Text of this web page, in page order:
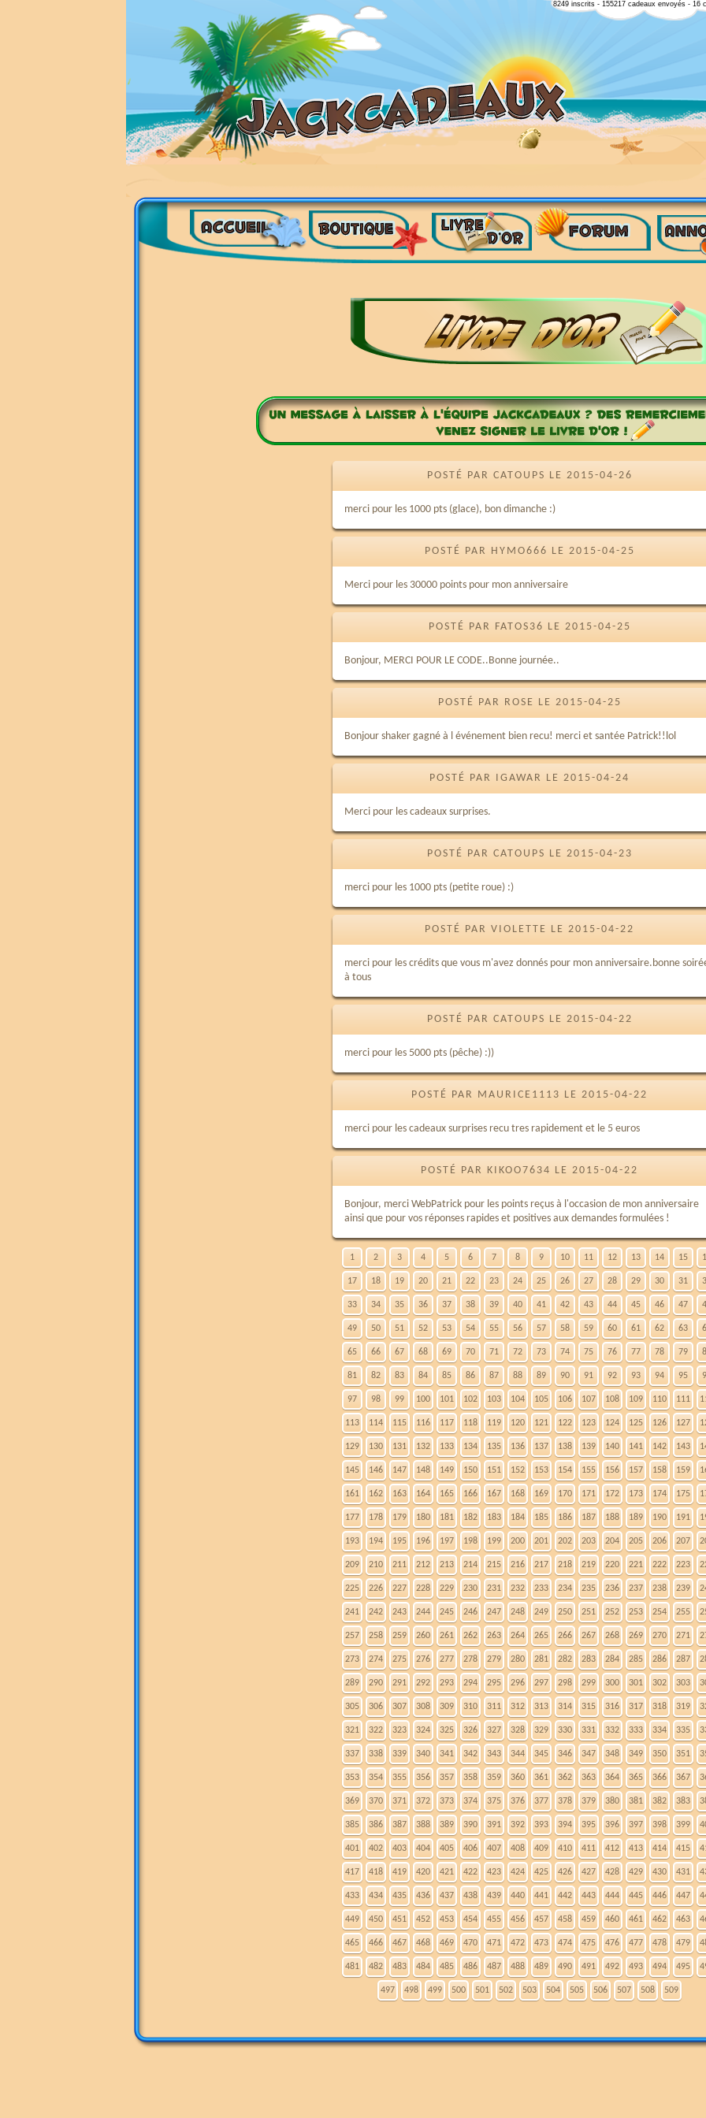
8249 inscrits - 155217 cadeaux envoyés - 16
POSTÉ PAR CATOUPS LE 2015-04-26
merci pour les 1000 pts (glace), bon dimanche :)
POSTÉ PAR HYMO666 LE 2015-04-25
Merci pour les 30000 points pour mon anniversaire
POSTÉ PAR FATOS36 LE 2015-04-25
Bonjour, MERCI POUR LE CODE..Bonne journée..
POSTÉ PAR ROSE LE 2015-04-25
Bonjour shaker gagné à l événement bien recu! merci et santée Patrick!!lol
POSTÉ PAR IGAWAR LE 2015-04-24
Merci pour les cadeaux surprises.
POSTÉ PAR CATOUPS LE 2015-04-23
merci pour les 1000 pts (petite roue) :)
POSTÉ PAR VIOLETTE LE 2015-04-22
merci pour les crédits que vous m'avez donnés pour mon anniversaire.bonne
à tous
POSTÉ PAR CATOUPS LE 2015-04-22
merci pour les 5000 pts (pêche) :))
POSTÉ PAR MAURICE1113 LE 2015-04-22
merci pour les cadeaux surprises recu tres rapidement et le 5 euros
POSTÉ PAR KIKOO7634 LE 2015-04-22
Bonjour, merci WebPatrick pour les points reçus à l'occasion de mon anniversaire
ainsi que pour vos réponses rapides et positives aux demandes formulées !
1 2 3 4 5 6 7 8 9 10 11 12 13 14 15
17 18 19 20 21 22 23 24 25 26 27 28 29 30 31
33 34 35 36 37 38 39 40 41 42 43 44 45 46 47
49 50 51 52 53 54 55 56 57 58 59 60 61 62 63
65 66 67 68 69 70 71 72 73 74 75 76 77 78 79
81 82 83 84 85 86 87 88 89 90 91 92 93 94 95
97 98 99 100 101 102 103 104 105 106 107 108 109 110 111
113 114 115 116 117 118 119 120 121 122 123 124 125 126 127
129 130 131 132 133 134 135 136 137 138 139 140 141 142 143
145 146 147 148 149 150 151 152 153 154 155 156 157 158 159
161 162 163 164 165 166 167 168 169 170 171 172 173 174 175
177 178 179 180 181 182 183 184 185 186 187 188 189 190 191
193 194 195 196 197 198 199 200 201 202 203 204 205 206 207
209 210 211 212 213 214 215 216 217 218 219 220 221 222 223
225 226 227 228 229 230 231 232 233 234 235 236 237 238 239
241 242 243 244 245 246 247 248 249 250 251 252 253 254 255
257 258 259 260 261 262 263 264 265 266 267 268 269 270 271
273 274 275 276 277 278 279 280 281 282 283 284 285 286 287
289 290 291 292 293 294 295 296 297 298 299 300 301 302 303
305 306 307 308 309 310 311 312 313 314 315 316 317 318 319
321 322 323 324 325 326 327 328 329 330 331 332 333 334 335
337 338 339 340 341 342 343 344 345 346 347 348 349 350 351
353 354 355 356 357 358 359 360 361 362 363 364 365 366 367
369 370 371 372 373 374 375 376 377 378 379 380 381 382 383
385 386 387 388 389 390 391 392 393 394 395 396 397 398 399
401 402 403 404 405 406 407 408 409 410 411 412 413 414 415
417 418 419 420 421 422 423 424 425 426 427 428 429 430 431
433 434 435 436 437 438 439 440 441 442 443 444 445 446 447
449 450 451 452 453 454 455 456 457 458 459 460 461 462 463
465 466 467 468 469 470 471 472 473 474 475 476 477 478 479
481 482 483 484 485 486 487 488 489 490 491 492 493 494 495
497 498 499 500 501 502 503 504 505 506 507 508 509